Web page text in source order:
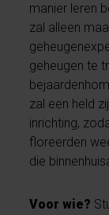
manier leren
zal alleen
geheugen te
zal een held
inrichting,
floreerden
die
Voor wie?